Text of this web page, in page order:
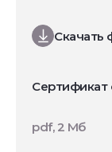
Скачать
Сертификат
pdf, 2 Мб